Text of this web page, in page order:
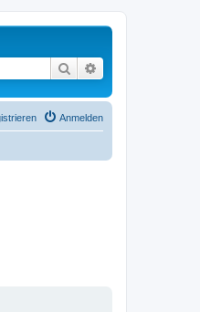
Suche
Anmelden